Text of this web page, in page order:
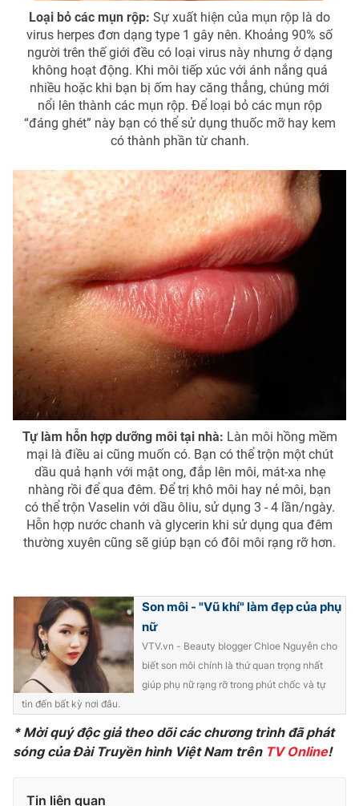
Loại bỏ các mụn rộp: Sự xuất hiện của mụn rộp là do
virus herpes đơn dạng type 1 gây nên. Khoảng 90% số
người trên thế giới đều có loại virus này nhưng ở dạng
không hoạt động. Khi môi tiếp xúc với ánh nắng quá
nhiều hoặc khi bạn bị ốm hay căng thẳng, chúng mới
nổi lên thành các mụn rộp. Để loại bỏ các mụn rộp
“đáng ghét” này bạn có thể sử dụng thuốc mỡ hay kem
có thành phần từ chanh.
Tự làm hỗn hợp dưỡng môi tại nhà: Làn môi hồng mềm
mại là điều ai cũng muốn có. Bạn có thể trộn một chút
dầu quả hạnh với mật ong, đắp lên môi, mát-xa nhẹ
nhàng rồi để qua đêm. Để trị khô môi hay nẻ môi, bạn
có thể trộn Vaselin với dầu ôliu, sử dụng 3 - 4 lần/ngày.
Hỗn hợp nước chanh và glycerin khi sử dụng qua đêm
thường xuyên cũng sẽ giúp bạn có đôi môi rạng rỡ hơn.
Son môi - "Vũ khí" làm đẹp của phụ
nữ
VTV.vn - Beauty blogger Chloe Nguyễn cho
biết son môi chính là thứ quan trọng nhất
giúp phụ nữ rạng rỡ trong phút chốc và tự
tin đến bất kỳ nơi đâu.
* Mời quý độc giả theo dõi các chương trình đã phát
sóng của Đài Truyền hình Việt Nam trên TV Online!
Tin liên quan